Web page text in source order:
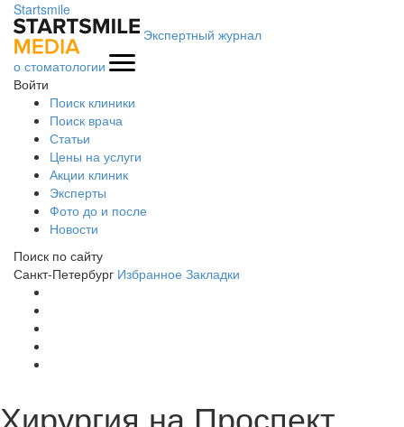
Startsmile
Экспертный журнал
о стоматологии
Войти
Поиск клиники
Поиск врача
Статьи
Цены на услуги
Акции клиник
Эксперты
Фото до и после
Новости
Поиск по сайту
Санкт-Петербург Избранное Закладки
Хирургия на Проспект